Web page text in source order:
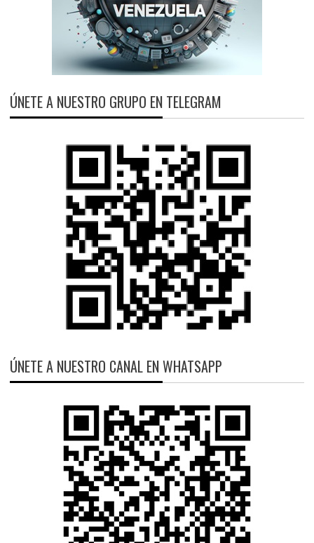
ÚNETE A NUESTRO GRUPO EN TELEGRAM
ÚNETE A NUESTRO CANAL EN WHATSAPP